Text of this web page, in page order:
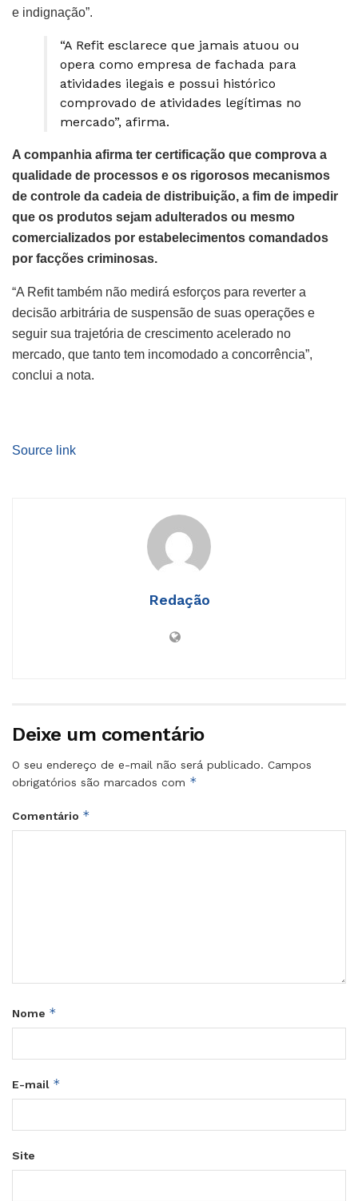
e indignação”.
“A Refit esclarece que jamais atuou ou
opera como empresa de fachada para
atividades ilegais e possui histórico
comprovado de atividades legítimas no
mercado”, afirma.
A companhia afirma ter certificação que comprova a
qualidade de processos e os rigorosos mecanismos
de controle da cadeia de distribuição, a fim de impedir
que os produtos sejam adulterados ou mesmo
comercializados por estabelecimentos comandados
por facções criminosas.
“A Refit também não medirá esforços para reverter a
decisão arbitrária de suspensão de suas operações e
seguir sua trajetória de crescimento acelerado no
mercado, que tanto tem incomodado a concorrência”,
conclui a nota.
Source link
Redação
Deixe um comentário
O seu endereço de e-mail não será publicado. Campos
obrigatórios são marcados com *
Comentário *
Nome *
E-mail *
Site